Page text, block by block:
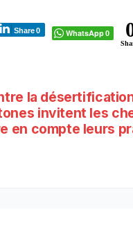
Share0 WhatsApp0
la
invitent les
en compte leurs